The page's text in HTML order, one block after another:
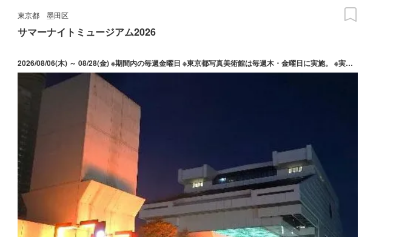
東京都 墨田区
サマーナイトミュージアム2026
2026/08/06(木) ～ 08/28(金) ※期間内の毎週金曜日 ※東京都写真美術館は毎週木・金曜日に実施。 ※実施日は施設により異なります。